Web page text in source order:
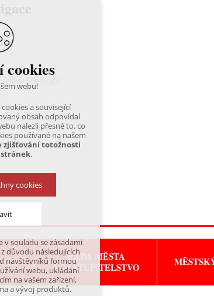
RADA MĚSTA
A ZASTUPITELSTVO
cookies
webu!
a související
obsah odpovídal
nalezli přesně to, co
používané na našem
zjišťování totožnosti
.
cookies
webu
(session): případná
apod.
v souladu se zásadami
důvodu následujících
návštěvníků formou
webu, ukládání
na vašem zařízení,
a vývoj produktů.